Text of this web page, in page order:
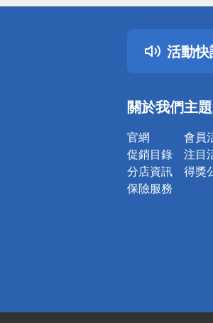
活動
關於我們
官網
促銷目錄
分店資訊
保險服務
主
會員
注目
得獎